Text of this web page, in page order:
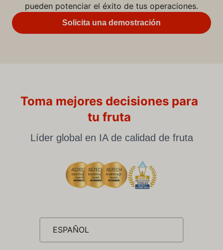
pueden potenciar el éxito de tus operaciones.
Solicita una demostración
Toma mejores decisiones para
tu fruta
Líder global en IA de calidad de fruta
ESPAÑOL